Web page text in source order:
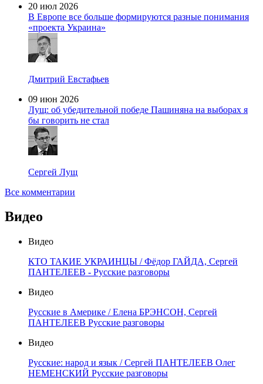
20 июл 2026
В Европе все больше формируются разные понимания
«проекта Украина»
Дмитрий Евстафьев
09 июн 2026
Лущ: об убедительной победе Пашиняна на выборах я
бы говорить не стал
Сергей Лущ
Все комментарии
Видео
Видео
КТО ТАКИЕ УКРАИНЦЫ / Фёдор ГАЙДА, Сергей
ПАНТЕЛЕЕВ - Русские разговоры
Видео
Русские в Америке / Елена БРЭНСОН, Сергей
ПАНТЕЛЕЕВ Русские разговоры
Видео
Русские: народ и язык / Сергей ПАНТЕЛЕЕВ Олег
НЕМЕНСКИЙ Русские разговоры